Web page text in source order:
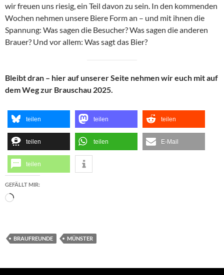
wir freuen uns riesig, ein Teil davon zu sein. In den kommenden
Wochen nehmen unsere Biere Form an – und mit ihnen die
Spannung: Was sagen die Besucher? Was sagen die anderen
Brauer? Und vor allem: Was sagt das Bier?
Bleibt dran – hier auf unserer Seite nehmen wir euch mit auf
dem Weg zur Brauschau 2025.
teilen teilen teilen
teilen teilen E-Mail
teilen
GEFÄLLT MIR:
Wird
BRAUFREUNDE MÜNSTER